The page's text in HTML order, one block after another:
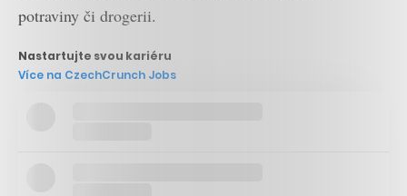
potraviny či drogerii.
Nastartujte svou kariéru
Více na CzechCrunch Jobs